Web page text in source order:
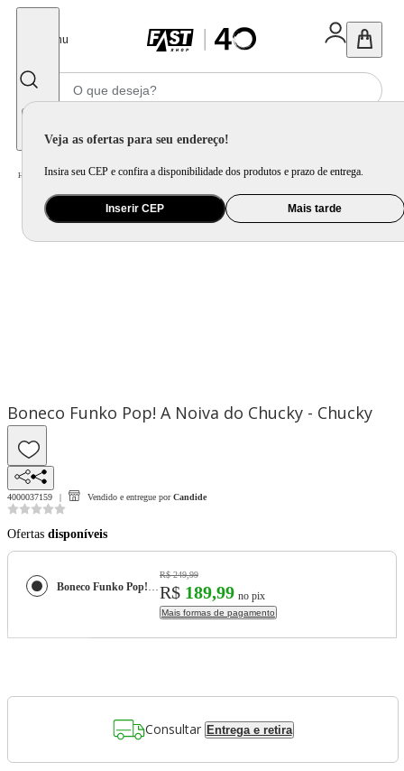
Menu
Veja as ofertas para seu endereço!
Insira seu CEP e confira a disponibilidade dos produtos e prazo de entrega.
Inserir CEP Mais tarde
Home Brinquedo e Colecionável / Para Colecionar
Boneco Funko Pop! A Noiva do Chucky - Chucky
4000037159 Vendido e entregue por Candide
Ofertas disponíveis
Boneco Funko Pop! A Noiva do Chucky - Chucky
R$ 249,99
R$ 189,99 no pix
Mais formas de pagamento
Consultar Entrega e retira